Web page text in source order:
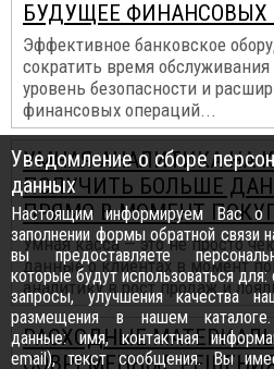
БУДУЩЕЕ ФИНАНСОВЫХ
Эффективное банковское
сократить время
уровень безопасности и
финансовых операций...
УМНАЯ АНАЛИТИКА НА
ПОЛУЧИТЬ БОЛЬШЕ
ПРЯМО В МОМЕНТ
Умная касса — это не просто
данные о клиентах в момент
аналитику в рост продаж и
РАСХОДНЫЕ
СОВРЕМЕННЫЕ
Уведомление о сборе
данных
Настоящим информируем Вас о
заполнении формы обратной связи
вы предоставляете
которые будут использоваться для:
запросы, улучшения качества
размещения в нашем
данные: имя, контактная
email), текст сообщения. Вы